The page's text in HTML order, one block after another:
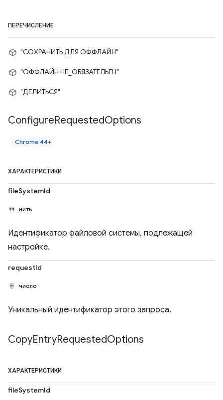
ПЕРЕЧИСЛЕНИЕ
"СОХРАНИТЬ ДЛЯ ОФФЛАЙН"
"ОФФЛАЙН НЕ_ОБЯЗАТЕЛЬЕН"
"ДЕЛИТЬСЯ"
ConfigureRequestedOptions
Chrome 44+
ХАРАКТЕРИСТИКИ
fileSystemId
нить
Идентификатор файловой системы, подлежащей
настройке.
requestId
число
Уникальный идентификатор этого запроса.
CopyEntryRequestedOptions
ХАРАКТЕРИСТИКИ
fileSystemId